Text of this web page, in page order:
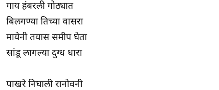
गाय हंबरली गोठ्यात
बिलगण्या तिच्या वासरा
मायेनी तयास समीप घेता
सांडू लागल्या दुग्ध धारा
पाखरे निघाली रानोवनी